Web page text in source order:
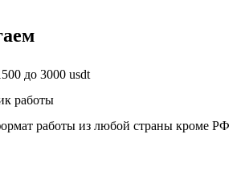
до 3000 usdt
работы
работы из любой страны кроме РФ